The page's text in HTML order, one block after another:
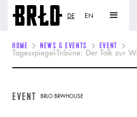
DE EN
HOME NEWS & EVENTS EVENT
Tagesspiegel-Tribüne: Der Talk zur
EVENT BRLO BRWHOUSE